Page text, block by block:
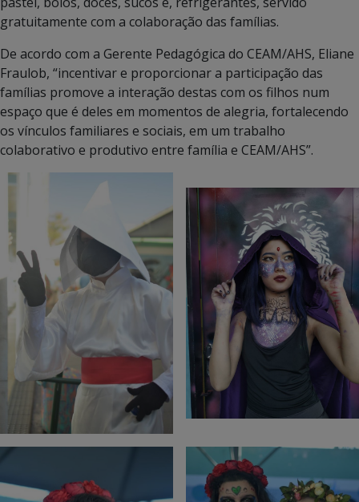
gratuitamente com a colaboração das famílias.
De acordo com a Gerente Pedagógica do CEAM/AHS, Eliane
Fraulob, “incentivar e proporcionar a participação das
famílias promove a interação destas com os filhos num
espaço que é deles em momentos de alegria, fortalecendo
os vínculos familiares e sociais, em um trabalho
colaborativo e produtivo entre família e CEAM/AHS”.